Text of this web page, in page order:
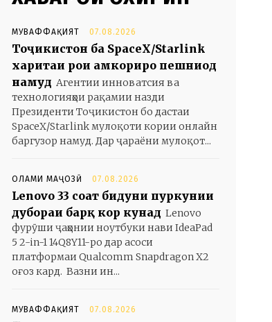
МУВАФФАҚИЯТ 07.08.2026
Тоҷикистон ба SpaceX/Starlink
харитаи роҳи ҳамкориро пешниҳод
намуд Агентии инноватсия ва
технологияҳои рақамии назди
Президенти Тоҷикистон бо дастаи
SpaceX/Starlink мулоқоти кории онлайн
баргузор намуд. Дар ҷараёни мулоқот...
ОЛАМИ МАҶОЗӢ 07.08.2026
Lenovo 33 соат бидуни пуркунии
дубораи барқ кор кунад Lenovo
фурӯши ҷаҳонии ноутбуки нави IdeaPad
5 2-in-1 14Q8Y11-ро дар асоси
платформаи Qualcomm Snapdragon X2
оғоз кард. Вазни ин...
МУВАФФАҚИЯТ 07.08.2026